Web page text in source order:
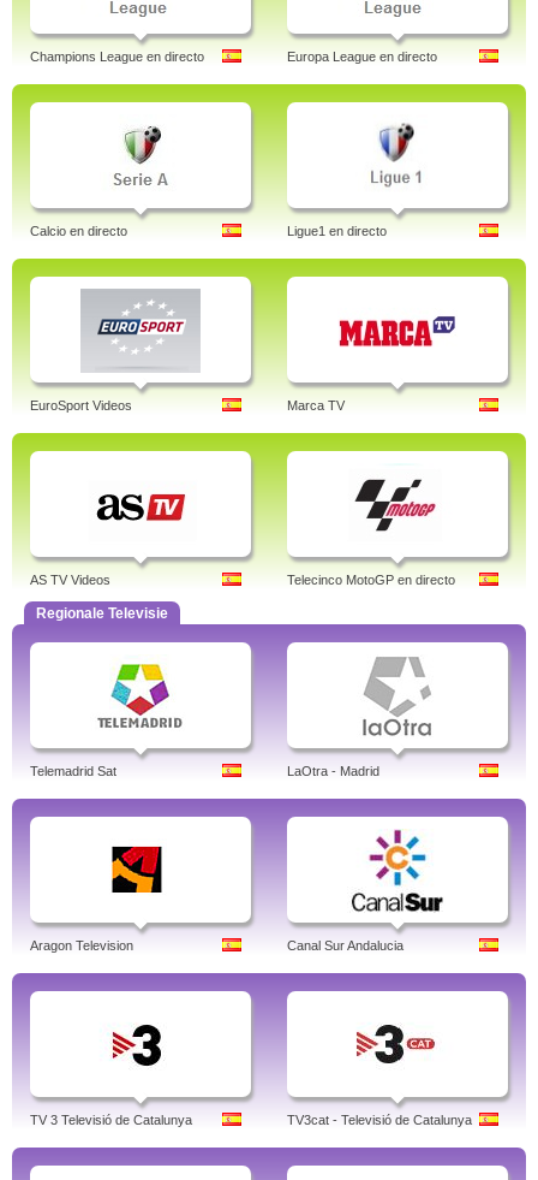
Champions League en directo Europa League en directo
Calcio en directo Ligue1 en directo
EuroSport Videos Marca TV
AS TV Videos Telecinco MotoGP en directo
Regionale Televisie
Telemadrid Sat LaOtra - Madrid
Aragon Television Canal Sur Andalucia
TV 3 Televisió de Catalunya TV3cat - Televisió de Catalunya